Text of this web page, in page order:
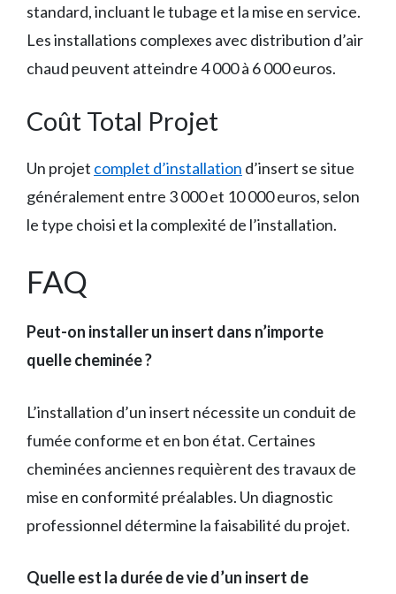
standard, incluant le tubage et la mise en service.
Les installations complexes avec distribution d’air
chaud peuvent atteindre 4 000 à 6 000 euros.
Coût Total Projet
Un projet complet d’installation d’insert se situe
généralement entre 3 000 et 10 000 euros, selon
le type choisi et la complexité de l’installation.
FAQ
Peut-on installer un insert dans n’importe
quelle cheminée ?
L’installation d’un insert nécessite un conduit de
fumée conforme et en bon état. Certaines
cheminées anciennes requièrent des travaux de
mise en conformité préalables. Un diagnostic
professionnel détermine la faisabilité du projet.
Quelle est la durée de vie d’un insert de